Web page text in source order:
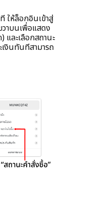
ให้ล็อกอินเข้าสู่
าบนเพื่อแสดง
และเลือกสถานะ
งินทันทีสามารถ